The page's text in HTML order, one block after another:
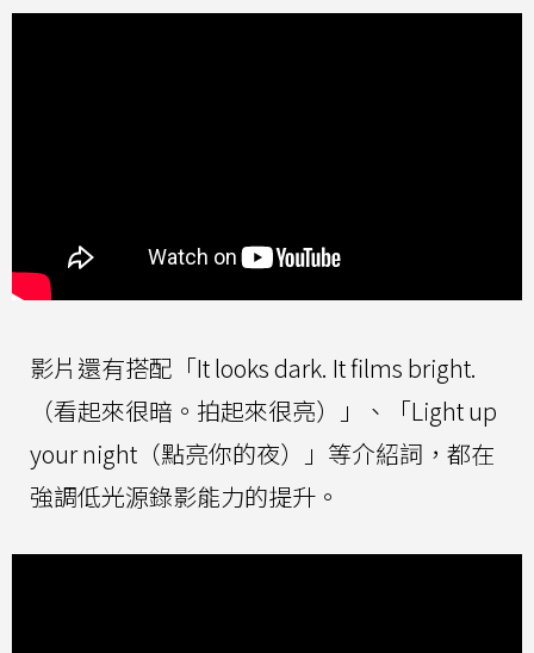
影片還有搭配「It looks dark. It films bright.
（看起來很暗。拍起來很亮）」、「Light up
your night（點亮你的夜）」等介紹詞，都在
強調低光源錄影能力的提升。